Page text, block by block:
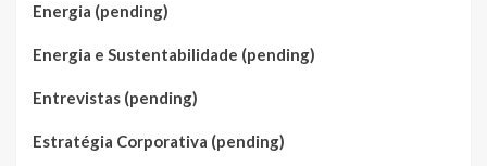
Energia (pending)
Energia e Sustentabilidade (pending)
Entrevistas (pending)
Estratégia Corporativa (pending)